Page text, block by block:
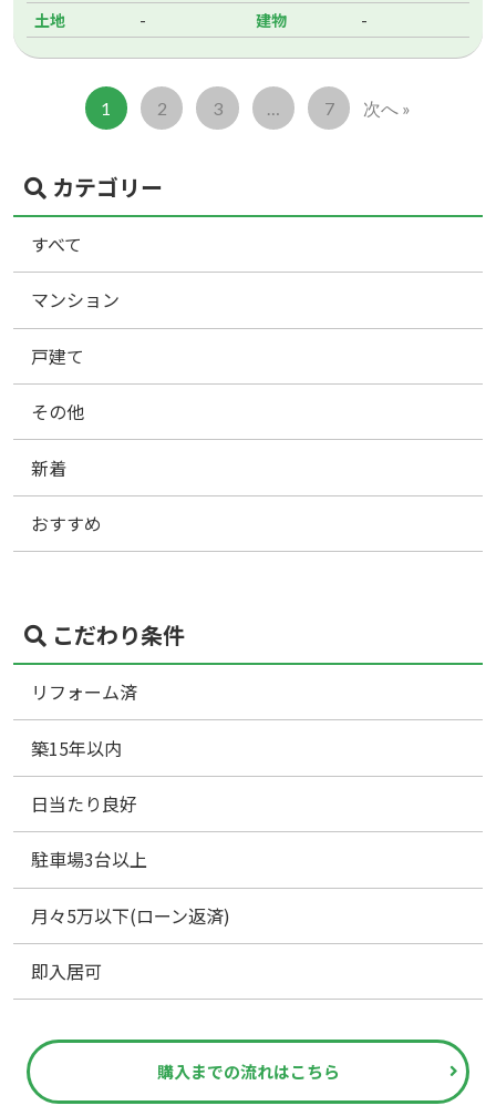
土地 - 建物 -
1 2 3 7 次へ »
カテゴリー
すべて
マンション
戸建て
その他
新着
おすすめ
こだわり条件
リフォーム済
築15年以内
日当たり良好
駐車場3台以上
月々5万以下(ローン返済)
即入居可
購入までの流れはこちら